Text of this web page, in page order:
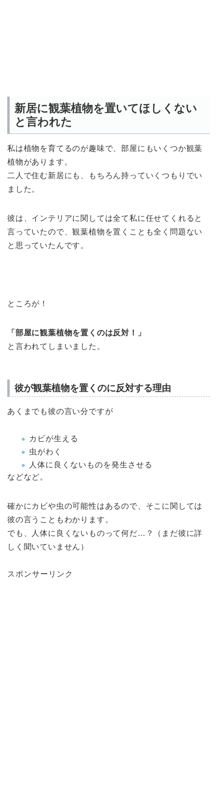
新居に観葉植物を置いてほしくない
と言われた
私は植物を育てるのが趣味で、部屋にもいくつか観葉
植物があります。
二人で住む新居にも、もちろん持っていくつもりでい
ました。
彼は、インテリアに関しては全て私に任せてくれると
言っていたので、観葉植物を置くことも全く問題ない
と思っていたんです。
ところが！
「部屋に観葉植物を置くのは反対！」
と言われてしまいました。
彼が観葉植物を置くのに反対する理由
あくまでも彼の言い分ですが
カビが生える
虫がわく
人体に良くないものを発生させる
などなど。
確かにカビや虫の可能性はあるので、そこに関しては
彼の言うこともわかります。
でも、人体に良くないものって何だ…？（まだ彼に詳
しく聞いていません）
スポンサーリンク